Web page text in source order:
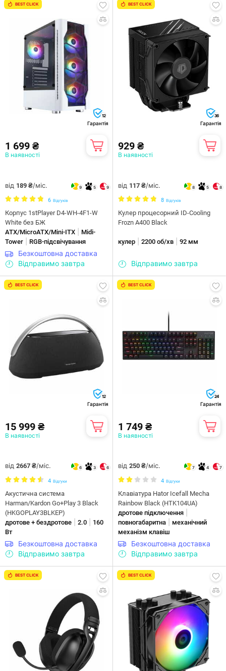
BEST CLICK
12
Гарантія
1 699 ₴
В наявності
від 189 ₴/міс. 9 5 9
6 Відгуків
Корпус 1stPlayer D4-WH-4F1-W
White без БЖ
ATX/MicroATX/Mini-ITX
Midi-
Tower
RGB-підсвічування
Безкоштовна доставка
Відправимо завтра
BEST CLICK
36
Гарантія
929 ₴
В наявності
від 117 ₴/міс. 8 5 8
8 Відгуків
Кулер процесорний ID-Cooling
Frozn A400 Black
кулер 2200 об/хв 92 мм
Відправимо завтра
BEST CLICK
12
Гарантія
15 999 ₴
В наявності
від 2667 ₴/міс. 6 3 6
4 Відгуки
Акустична система
Harman/Kardon Go+Play 3 Black
(HKGOPLAY3BLKEP)
дротове + бездротове
2.0
160
Вт
Безкоштовна доставка
Відправимо завтра
BEST CLICK
24
Гарантія
1 749 ₴
В наявності
від 250 ₴/міс. 7 4 7
4 Відгуки
Клавіатура Hator Icefall Mecha
Rainbow Black (HTK104UA)
дротове підключення
повногабаритна
механічний
механізм клавіш
Безкоштовна доставка
Відправимо завтра
BEST CLICK BEST CLICK